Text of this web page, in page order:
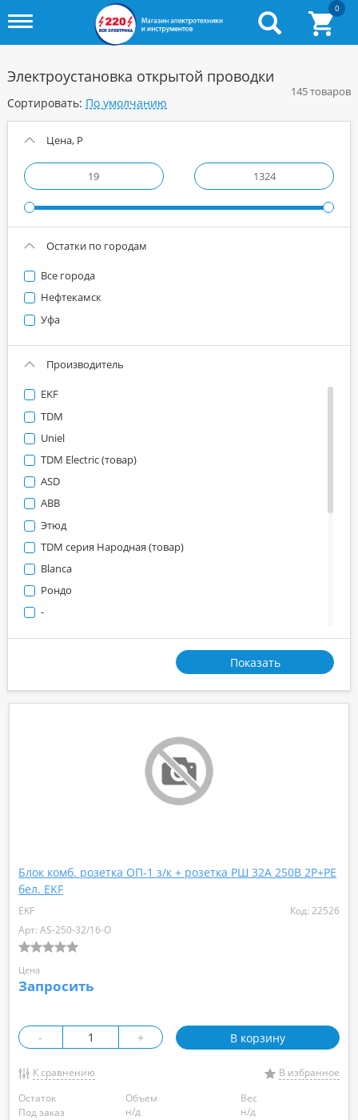
Toggle
0
Электроустановка открытой проводки
145 товаров
Сортировать:
Цена, Р
Остатки по городам
Все города
Нефтекамск
Уфа
Производитель
EKF
TDM
Uniel
TDM Electric (товар)
ASD
ABB
Этюд
TDM серия Народная (товар)
Blanca
Рондо
-
Показать
Блок комб. розетка ОП-1 з/к + розетка РШ 32А 250В 2Р+РЕ
бел. EKF
EKF
Код: 22526
Арт: AS-250-32/16-O
Цена
Запросить
- + В корзину
К сравнению
В избранное
Остаток
Под заказ
Объем
н/д
Вес
н/д